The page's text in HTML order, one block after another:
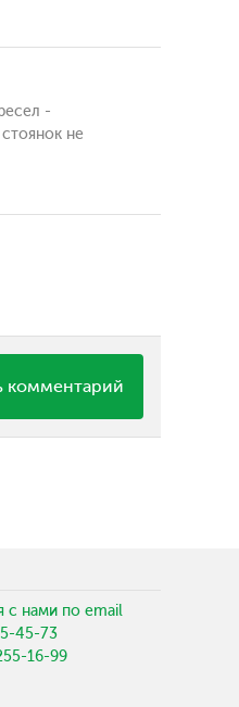
-
не
комментарий
с нами по email
45-73
16-99